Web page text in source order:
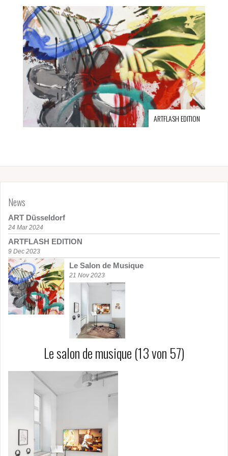
ARTFLASH EDITION
News
ART Düsseldorf
24 Mar 2024
ARTFLASH EDITION
9 Dec 2023
Le Salon de Musique
21 Nov 2023
Le salon de musique (13 von 57)